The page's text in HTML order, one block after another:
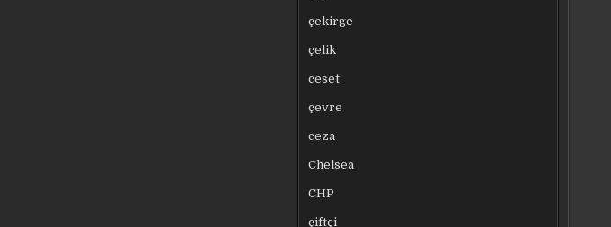
çekirge
çelik
ceset
çevre
ceza
Chelsea
CHP
çiftçi